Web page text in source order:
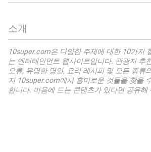
소개
10super.com은 다양한 주제에 대한 10가지
는 엔터테인먼트 웹사이트입니다. 관광지 추
오류, 유명한 명언, 요리 레시피 및 모든 종류
지 10super.com에서 흥미로운 것들을 찾을
합니다. 마음에 드는 콘텐츠가 있다면 공유해